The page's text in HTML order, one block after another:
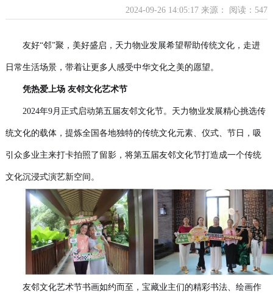
2024-09-26 14:05:17 来源： 阅读：547
友好“邻”聚，美好盛启，天力物业发展希望帮助传统文化，走进
日常生活场景，带着让更多人感受中华文化之美的愿望。
凭热爱上场 友邻文化艺术节
2024年9月正式启动第五届友邻文化节。天力物业发展精心挑选传
统文化的载体，提炼全国各地独特的传统文化元素、仪式、节日，吸
引众多业主来打卡拍照了留影，将第五届友邻文化节打造成一个传统
文化沉浸式演艺新空间。
友邻文化艺术节书画如约而至，宝藏业主们的精彩书法、绘画作